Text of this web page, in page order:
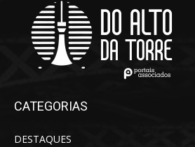
CATEGORIAS
DESTAQUES